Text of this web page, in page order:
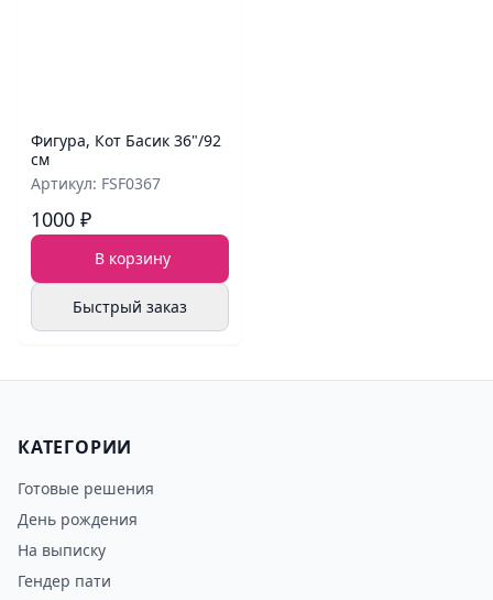
Фигура, Кот Басик 36"/92
см
Артикул: FSF0367
1000 ₽
В корзину
Быстрый заказ
КАТЕГОРИИ
Готовые решения
День рождения
На выписку
Гендер пати